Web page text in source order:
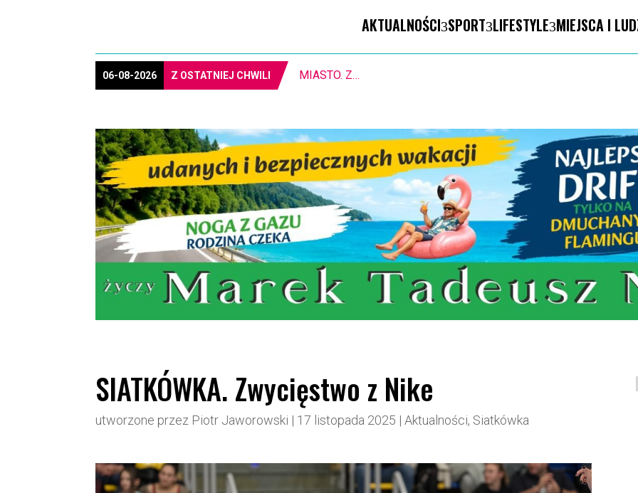
AKTUALNOŚCI SPORT LIFESTYLE MIEJSCA I
06-08-2026 Z OSTATNIEJ CHWILI MIASTO. Znika kebabowy ,,pałacyk”
SIATKÓWKA. Zwycięstwo z Nike
utworzone przez Piotr Jaworowski | 17 listopada 2025 |Aktualności, Siatkówka